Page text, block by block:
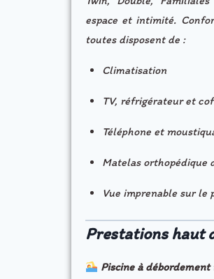
espace et intimité.
toutes disposent de :
Climatisation
TV, réfrigérateur et
Téléphone et
Matelas orthopédique
Vue imprenable sur le
Prestations haut
Piscine à débordement